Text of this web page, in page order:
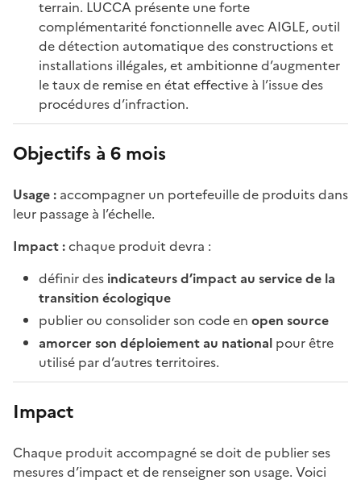
terrain. LUCCA présente une forte
complémentarité fonctionnelle avec AIGLE, outil
de détection automatique des constructions et
installations illégales, et ambitionne d’augmenter
le taux de remise en état effective à l’issue des
procédures d’infraction.
Objectifs à 6 mois
Usage : accompagner un portefeuille de produits dans
leur passage à l’échelle.
Impact :chaque produit devra :
définir des indicateurs d’impact au service de la
transition écologique
publier ou consolider son code en open source
amorcer son déploiement au national pour être
utilisé par d’autres territoires.
Impact
Chaque produit accompagné se doit de publier ses
mesures d’impact et de renseigner son usage. Voici